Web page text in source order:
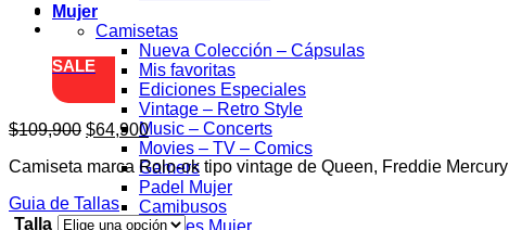
Mujer
Camisetas
Nueva Colección – Cápsulas
Mis favoritas
Ediciones Especiales
Vintage – Retro Style
Music – Concerts
Movies – TV – Comics
Gamers
Padel Mujer
Camibusos
Hoodies Mujer
SALE
$109,900 El
precio
original
$109,900.
$64,900El
precio
actual
es:
$64,900.
Camiseta marca Rolo-ok tipo vintage de Queen, Freddie Mercury
Guia de Tallas
Talla